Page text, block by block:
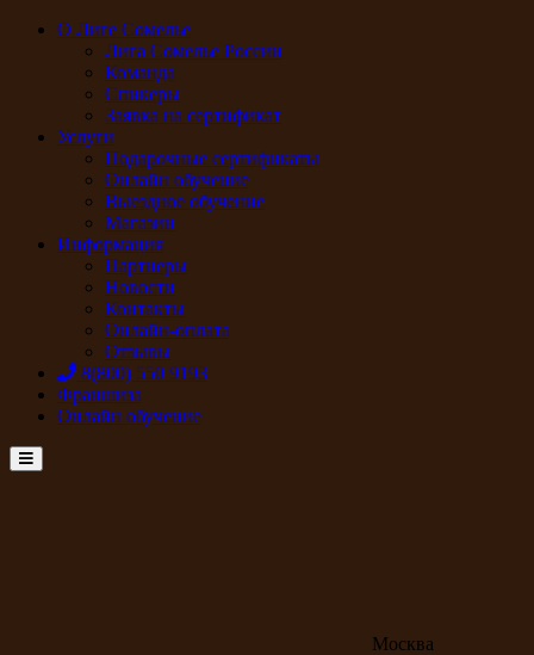
О Лиге Сомелье
Лига Сомелье России
Команда
Спикеры
Заявка на сертификат
Услуги
Подарочные сертификаты
Онлайн обучение
Выездное обучение
Магазин
Информация
Партнеры
Новости
Контакты
Онлайн-оплата
Отзывы
8(800) 550 9193
Франшиза
Онлайн обучение
Menu
Москва